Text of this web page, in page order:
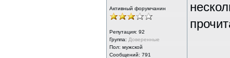
Активный форумчанин
Репутация: 92
Группа: Доверенные
Пол: мужской
Сообщений: 791